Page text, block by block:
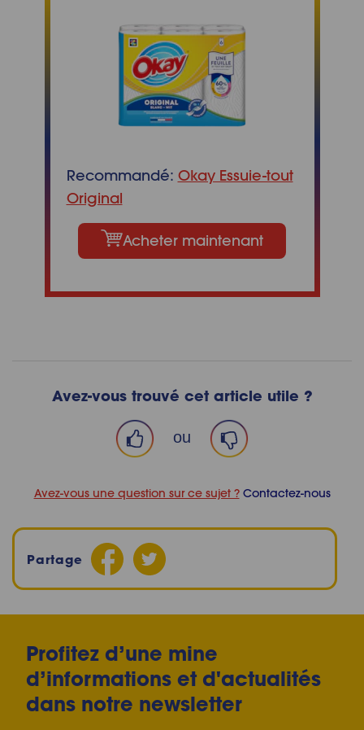
Recommandé: Okay Essuie-tout
Original
Acheter maintenant
Avez-vous trouvé cet article utile ?
ou
Avez-vous une question sur ce sujet ?Contactez-nous
Partage
Profitez d’une mine
d’informations et d'actualités
dans notre newsletter